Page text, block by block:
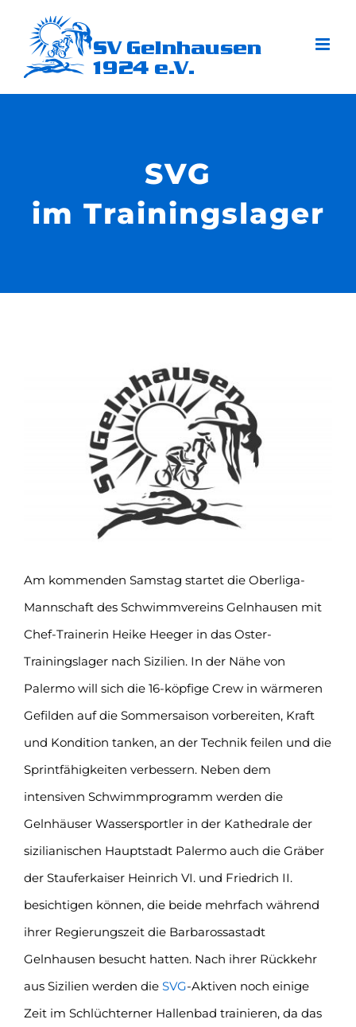
Inhalt
springen
SVG
im Trainingslager
Am kommenden Samstag startet die Oberliga-
Mannschaft des Schwimmvereins Gelnhausen mit
Chef-Trainerin Heike Heeger in das Oster-
Trainingslager nach Sizilien. In der Nähe von
Palermo will sich die 16-köpfige Crew in wärmeren
Gefilden auf die Sommersaison vorbereiten, Kraft
und Kondition tanken, an der Technik feilen und die
Sprintfähigkeiten verbessern. Neben dem
intensiven Schwimmprogramm werden die
Gelnhäuser Wassersportler in der Kathedrale der
sizilianischen Hauptstadt Palermo auch die Gräber
der Stauferkaiser Heinrich VI. und Friedrich II.
besichtigen können, die beide mehrfach während
ihrer Regierungszeit die Barbarossastadt
Gelnhausen besucht hatten. Nach ihrer Rückkehr
aus Sizilien werden die SVG-Aktiven noch einige
Zeit im Schlüchterner Hallenbad trainieren, da das